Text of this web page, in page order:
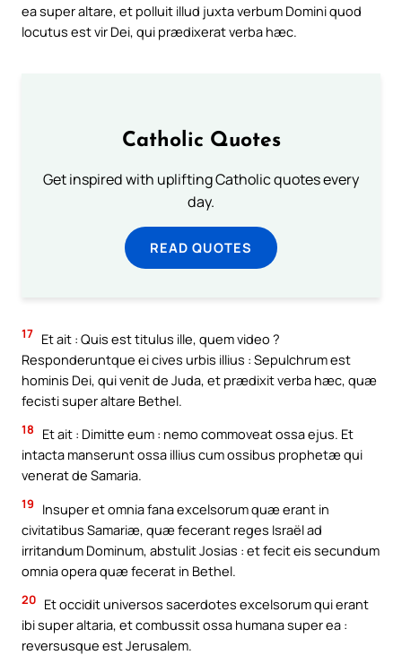
ea super altare, et polluit illud juxta verbum Domini quod
locutus est vir Dei, qui prædixerat verba hæc.
Catholic Quotes
Get inspired with uplifting Catholic quotes every
day.
READ QUOTES
17 Et ait : Quis est titulus ille, quem video ?
Responderuntque ei cives urbis illius : Sepulchrum est
hominis Dei, qui venit de Juda, et prædixit verba hæc, quæ
fecisti super altare Bethel.
18
Et ait : Dimitte eum : nemo commoveat ossa ejus. Et
intacta manserunt ossa illius cum ossibus prophetæ qui
venerat de Samaria.
19
Insuper et omnia fana excelsorum quæ erant in
civitatibus Samariæ, quæ fecerant reges Israël ad
irritandum Dominum, abstulit Josias : et fecit eis secundum
omnia opera quæ fecerat in Bethel.
20 Et occidit universos sacerdotes excelsorum qui erant
ibi super altaria, et combussit ossa humana super ea :
reversusque est Jerusalem.